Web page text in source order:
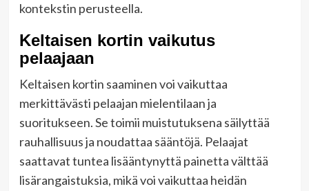
kontekstin perusteella.
Keltaisen kortin vaikutus
pelaajaan
Keltaisen kortin saaminen voi vaikuttaa
merkittävästi pelaajan mielentilaan ja
suoritukseen. Se toimii muistutuksena säilyttää
rauhallisuus ja noudattaa sääntöjä. Pelaajat
saattavat tuntea lisääntynyttä painetta välttää
lisärangaistuksia, mikä voi vaikuttaa heidän